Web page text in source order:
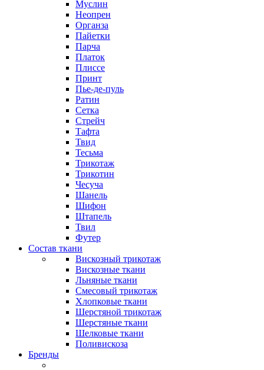
Муслин
Неопрен
Органза
Пайетки
Парча
Платок
Плиссе
Принт
Пье-де-пуль
Ратин
Сетка
Стрейч
Тафта
Твид
Тесьма
Трикотаж
Трикотин
Чесуча
Шанель
Шифон
Штапель
Твил
Футер
Состав ткани
Вискозный трикотаж
Вискозные ткани
Льняные ткани
Смесовый трикотаж
Хлопковые ткани
Шерстяной трикотаж
Шерстяные ткани
Шелковые ткани
Поливискоза
Бренды